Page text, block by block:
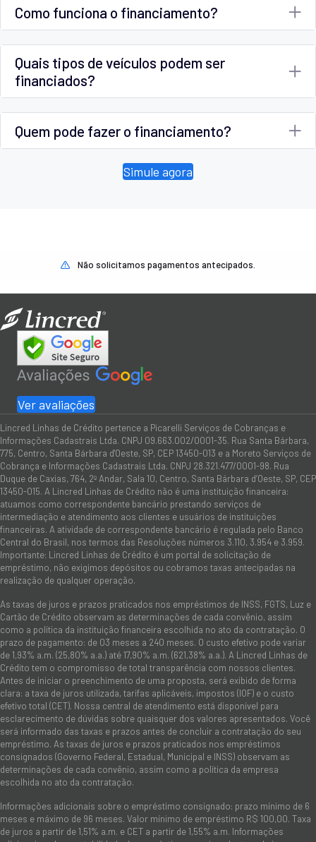
Como funciona o financiamento?
Quais tipos de veículos podem ser
financiados?
Quem pode fazer o financiamento?
Simule agora
Não solicitamos pagamentos antecipados.
Ver avaliações
Lincred Linhas de Crédito pertence a Picarelli Serviços de Cobranças e
Informações Cadastrais Ltda. CNPJ 09.663.002/0001-35. Rua Santa Bárbara,
775, Centro, Santa Bárbara d'Oeste, SP, CEP 13450-013 e a Moreto Serviços de
Cobrança e Informações Cadastrais Ltda. CNPJ 28.321.477/0001-98. Rua
Duque de Caxias, 764, 2º Andar, Sala 10, Centro, Santa Bárbara d’Oeste, SP, CEP
13450-015. A Lincred Linhas de Crédito não é uma instituição financeira:
atuamos como correspondente bancário prestando serviços de
intermediação e atendimento aos clientes e usuários de instituições
financeiras. A atividade de correspondente bancário é regulada pelo Banco
Central do Brasil, nos termos das Resoluções números 3.110, 3.954 e 3.959.
Importante: Lincred Linhas de Crédito é um portal de solicitação de
empréstimo, não exigimos depósitos ou cobramos taxas antecipadas na
realização de qualquer operação.
As taxas de juros e prazos praticados nos empréstimos de INSS, FGTS, Luz e
Cartão de Crédito observam as determinações de cada convênio, assim
como a política da instituição financeira escolhida no ato da contratação. O
prazo de pagamento: de 03 meses a 240 meses. O custo efetivo pode variar
de 1,93% a.m. (25,80% a.a.) até 17,90% a.m. (621,38% a.a.). A Lincred Linhas de
Crédito tem o compromisso de total transparência com nossos clientes.
Antes de iniciar o preenchimento de uma proposta, será exibido de forma
clara: a taxa de juros utilizada, tarifas aplicáveis, impostos (IOF) e o custo
efetivo total (CET). Nossa central de atendimento está disponível para
esclarecimento de dúvidas sobre quaisquer dos valores apresentados. Você
será informado das taxas e prazos antes de concluir a contratação do seu
empréstimo. As taxas de juros e prazos praticados nos empréstimos
consignados (Governo Federal, Estadual, Municipal e INSS) observam as
determinações de cada convênio, assim como a política da empresa
escolhida no ato da contratação.
Informações adicionais sobre o empréstimo consignado: prazo mínimo de 6
meses e máximo de 96 meses. Valor mínimo de empréstimo R$ 100,00. Taxa
de juros a partir de 1,51% a.m. e CET a partir de 1,55% a.m. Informações